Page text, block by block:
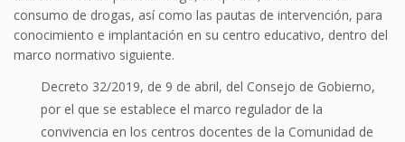
consumo de drogas, así como las pautas de intervención, para
conocimiento e implantación en su centro educativo, dentro del
marco normativo siguiente.
Decreto 32/2019, de 9 de abril, del Consejo de Gobierno,
por el que se establece el marco regulador de la
convivencia en los centros docentes de la Comunidad de